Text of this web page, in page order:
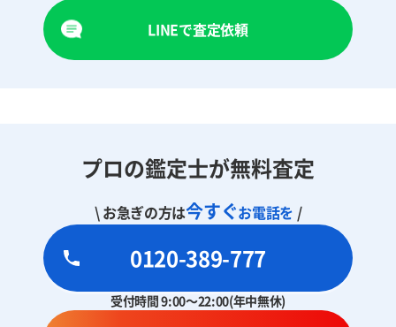
LINEで査定依頼
プロの鑑定士が無料査定
\ お急ぎの方は今すぐお電話を /
0120-389-777
受付時間 9:00～22:00(年中無休)